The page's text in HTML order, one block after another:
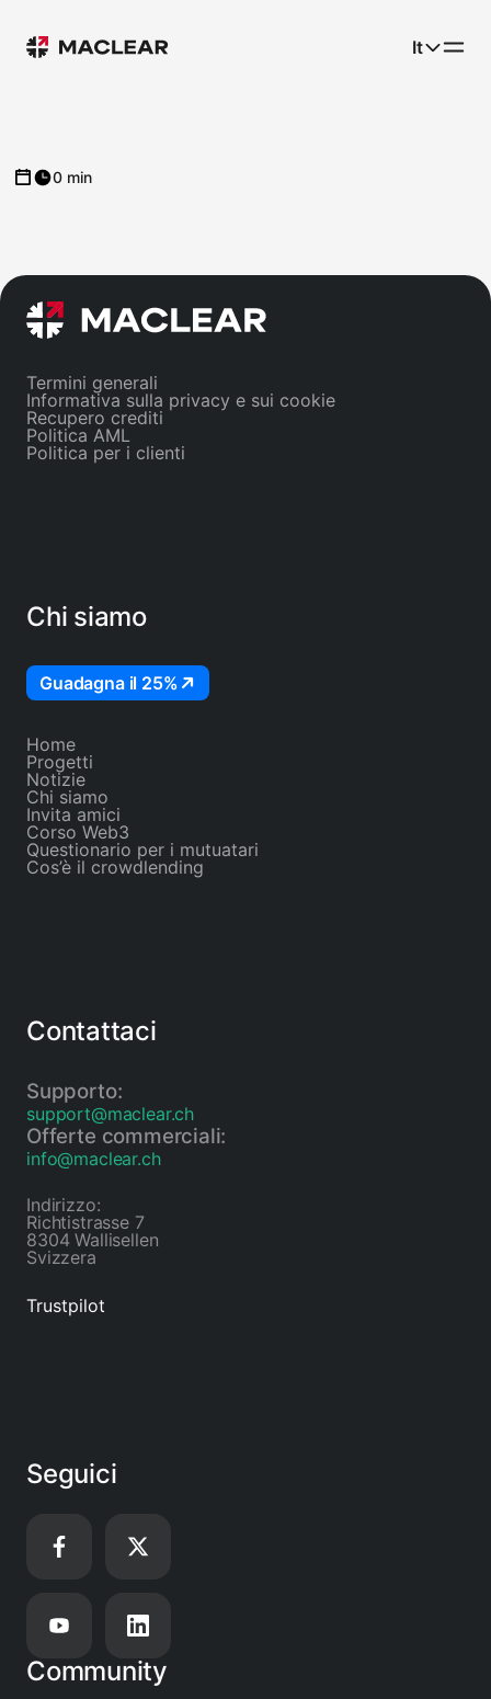
It
0 min
Termini generali
Informativa sulla privacy e sui cookie
Recupero crediti
Politica AML
Politica per i clienti
Chi siamo
Guadagna il 25%
Home
Progetti
Notizie
Chi siamo
Invita amici
Corso Web3
Questionario per i mutuatari
Cos’è il crowdlending
Contattaci
Supporto:
support@maclear.ch
Offerte commerciali:
info@maclear.ch
Indirizzo:
Richtistrasse 7
8304 Wallisellen
Svizzera
Trustpilot
Seguici
Community